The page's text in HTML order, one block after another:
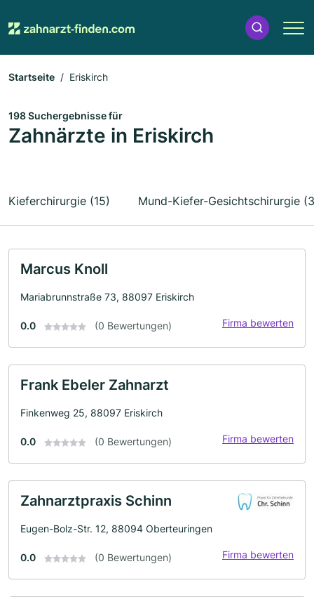
Startseite Eriskirch
198 Suchergebnisse für
Zahnärzte in Eriskirch
Kieferchirurgie (15) Mund-Kiefer-Gesichtschirurgie
Marcus Knoll
Mariabrunnstraße 73, 88097 Eriskirch
0.0 (0 Bewertungen) Firma bewerten
Frank Ebeler Zahnarzt
Finkenweg 25, 88097 Eriskirch
0.0 (0 Bewertungen) Firma bewerten
Zahnarztpraxis Schinn
Eugen-Bolz-Str. 12, 88094 Oberteuringen
0.0 (0 Bewertungen) Firma bewerten